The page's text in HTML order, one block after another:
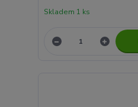
Skladem 1 ks